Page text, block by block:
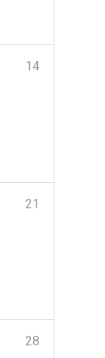
14
21
28